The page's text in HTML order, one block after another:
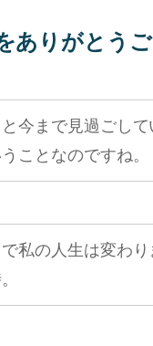
ありがとうご
今まで見過ごし
ことなのですね。
私の人生は変わ